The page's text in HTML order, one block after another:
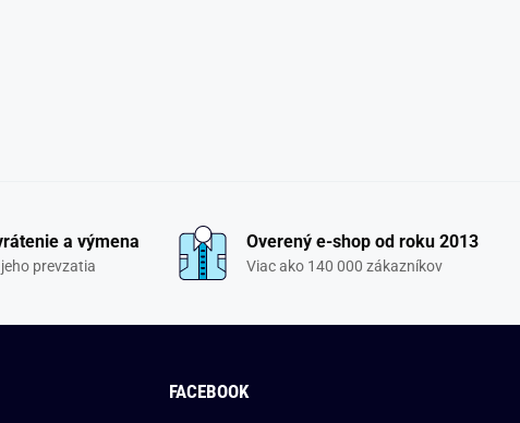
a výmena
prevzatia
Overený e-shop od roku 2013
Viac ako 140 000 zákazníkov
FACEBOOK